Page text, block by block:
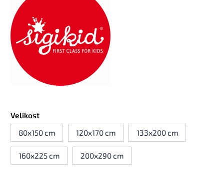
Velikost
80x150 cm
120x170 cm 133x200 cm
160x225 cm 200x290 cm